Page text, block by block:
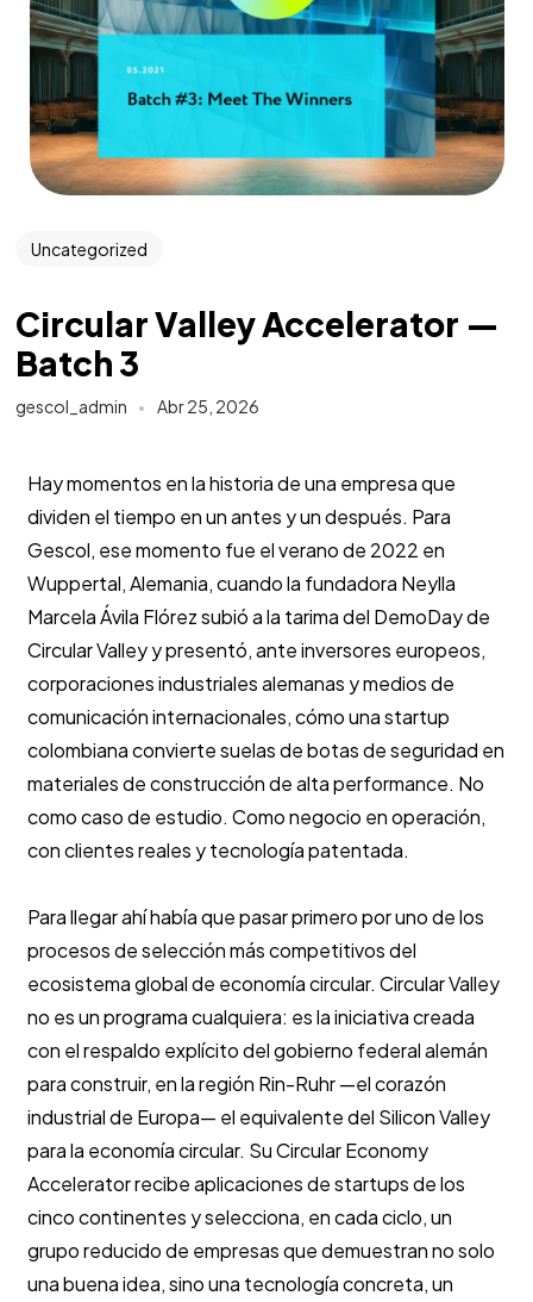
Uncategorized
Circular Valley Accelerator —
Batch 3
gescol_admin Abr 25, 2026
Hay momentos en la historia de una empresa que
dividen el tiempo en un antes y un después. Para
Gescol, ese momento fue el verano de 2022 en
Wuppertal, Alemania, cuando la fundadora Neylla
Marcela Ávila Flórez subió a la tarima del DemoDay de
Circular Valley y presentó, ante inversores europeos,
corporaciones industriales alemanas y medios de
comunicación internacionales, cómo una startup
colombiana convierte suelas de botas de seguridad en
materiales de construcción de alta performance. No
como caso de estudio. Como negocio en operación,
con clientes reales y tecnología patentada.
Para llegar ahí había que pasar primero por uno de los
procesos de selección más competitivos del
ecosistema global de economía circular. Circular Valley
no es un programa cualquiera: es la iniciativa creada
con el respaldo explícito del gobierno federal alemán
para construir, en la región Rin-Ruhr —el corazón
industrial de Europa— el equivalente del Silicon Valley
para la economía circular. Su Circular Economy
Accelerator recibe aplicaciones de startups de los
cinco continentes y selecciona, en cada ciclo, un
grupo reducido de empresas que demuestran no solo
una buena idea, sino una tecnología concreta, un